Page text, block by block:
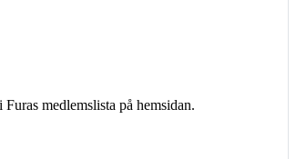
medlemslista på hemsidan.